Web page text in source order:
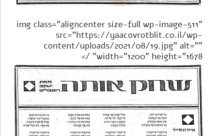
img class="aligncenter size-full wp-image-511"
src="https://yaacovrotblit.co.il/wp-
content/uploads/2021/08/19.jpg" alt=""
width="1200" height="1678" />